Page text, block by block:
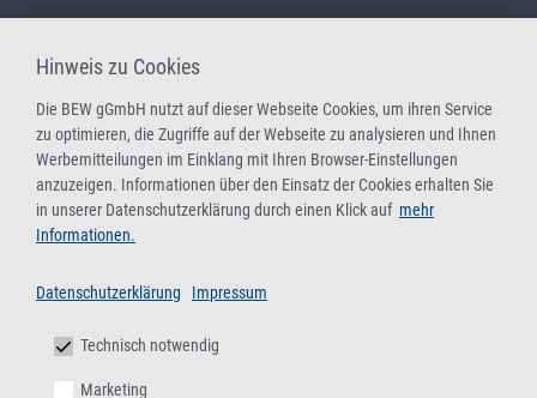
Hinweis zu Cookies
Die BEW gGmbH nutzt auf dieser Webseite Cookies, um ihren Service
zu optimieren, die Zugriffe auf der Webseite zu analysieren und Ihnen
Werbemitteilungen im Einklang mit Ihren Browser-Einstellungen
anzuzeigen. Informationen über den Einsatz der Cookies erhalten Sie
in unserer Datenschutzerklärung durch einen Klick auf mehr
Informationen.
Datenschutzerklärung Impressum
Technisch notwendig
Marketing